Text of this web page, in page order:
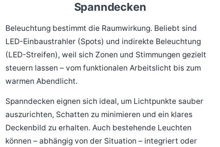
Spanndecken
Beleuchtung bestimmt die Raumwirkung. Beliebt sind
LED-Einbaustrahler (Spots) und indirekte Beleuchtung
(LED-Streifen), weil sich Zonen und Stimmungen gezielt
steuern lassen – vom funktionalen Arbeitslicht bis zum
warmen Abendlicht.
Spanndecken eignen sich ideal, um Lichtpunkte sauber
auszurichten, Schatten zu minimieren und ein klares
Deckenbild zu erhalten. Auch bestehende Leuchten
können – abhängig von der Situation – integriert oder